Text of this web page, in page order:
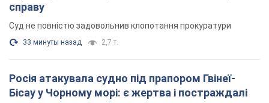
справу
Суд не повністю задовольнив клопотання прокуратури
33 минуты назад 2,7 т.
Росія атакувала судно під прапором Гвінеї-
Бісау у Чорному морі: є жертва і постраждалі